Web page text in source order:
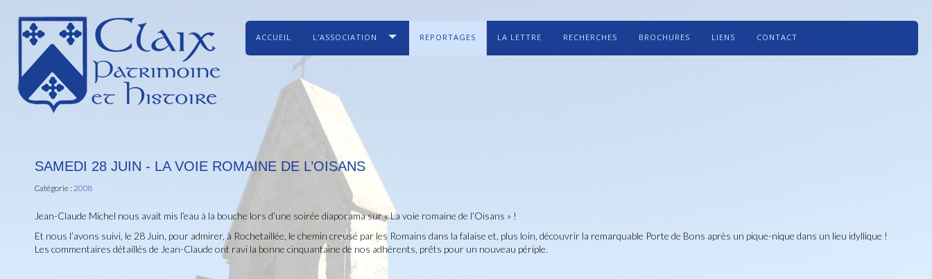
ACCUEIL L'ASSOCIATION REPORTAGES LA LETTRE RECHERCHES BROCHURES LIENS CONTACT
SAMEDI 28 JUIN - LA VOIE ROMAINE DE L’OISANS
Catégorie : 2008
Jean-Claude Michel nous avait mis l’eau à la bouche lors d’une soirée diaporama sur « La voie romaine de l’Oisans » !
Et nous l’avons suivi, le 28 Juin, pour admirer, à Rochetaillée, le chemin creusé par les Romains dans la falaise et, plus loin, découvrir la remarquable Porte de Bons après un pique-nique dans un lieu idyllique !
Les commentaires détaillés de Jean-Claude ont ravi la bonne cinquantaine de nos adhérents, prêts pour un nouveau périple.